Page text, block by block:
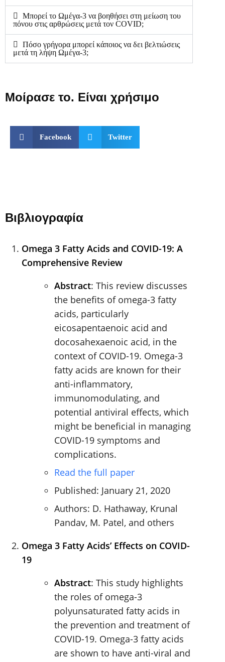
Μπορεί το Ωμέγα-3 να βοηθήσει στη μείωση του
πόνου στις αρθρώσεις μετά τον COVID;
Πόσο γρήγορα μπορεί κάποιος να δει βελτιώσεις
μετά τη λήψη Ωμέγα-3;
Μοίρασε το. Είναι χρήσιμο
Facebook Twitter
Βιβλιογραφία
Omega 3 Fatty Acids and COVID-19: A
Comprehensive Review
Abstract: This review discusses
the benefits of omega-3 fatty
acids, particularly
eicosapentaenoic acid and
docosahexaenoic acid, in the
context of COVID-19. Omega-3
fatty acids are known for their
anti-inflammatory,
immunomodulating, and
potential antiviral effects, which
might be beneficial in managing
COVID-19 symptoms and
complications.
Read the full paper
Published: January 21, 2020
Authors: D. Hathaway, Krunal
Pandav, M. Patel, and others
Omega 3 Fatty Acids’ Effects on COVID-
19
Abstract: This study highlights
the roles of omega-3
polyunsaturated fatty acids in
the prevention and treatment of
COVID-19. Omega-3 fatty acids
are shown to have anti-viral and